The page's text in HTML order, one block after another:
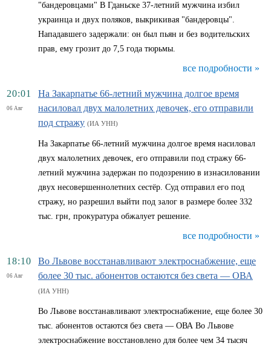
"бандеровцами" В Гданьске 37-летний мужчина избил
украинца и двух поляков, выкрикивая "бандеровцы".
Нападавшего задержали: он был пьян и без водительских
прав, ему грозит до 7,5 года тюрьмы.
все подробности »
20:01
06 Авг
На Закарпатье 66-летний мужчина долгое время
насиловал двух малолетних девочек, его отправили
под стражу (ИА УНН)
На Закарпатье 66-летний мужчина долгое время насиловал
двух малолетних девочек, его отправили под стражу 66-
летний мужчина задержан по подозрению в изнасиловании
двух несовершеннолетних сестёр. Суд отправил его под
стражу, но разрешил выйти под залог в размере более 332
тыс. грн, прокуратура обжалует решение.
все подробности »
18:10
06 Авг
Во Львове восстанавливают электроснабжение, еще
более 30 тыс. абонентов остаются без света — ОВА
(ИА УНН)
Во Львове восстанавливают электроснабжение, еще более 30
тыс. абонентов остаются без света — ОВА Во Львове
электроснабжение восстановлено для более чем 34 тысяч